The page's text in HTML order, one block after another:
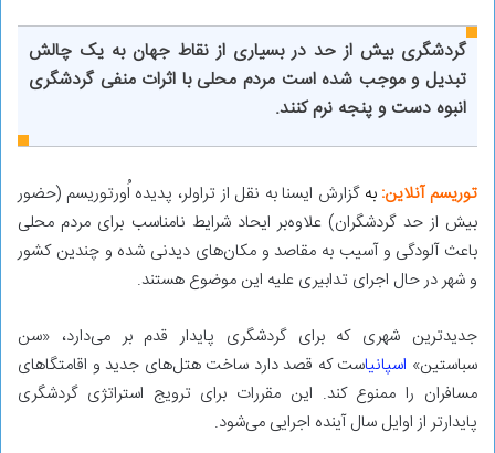
گردشگری بیش از حد در بسیاری از نقاط جهان به یک چالش
تبدیل و موجب شده است مردم محلی با اثرات منفی گردشگری
انبوه دست و پنجه نرم ‌کنند.
توریسم آنلاین:به گزارش ایسنا به نقل از تراولر، پدیده اُورتوریسم (حضور
بیش از حد گردشگران) علاوه‌بر ایحاد شرایط نامناسب برای مردم محلی
باعث آلودگی و آسیب به مقاصد و مکان‌های دیدنی شده و چندین کشور
و شهر در حال اجرای تدابیری علیه این موضوع هستند.
جدیدترین شهری که برای گردشگری پایدار قدم بر می‌دارد، «سن
سباستین» اسپانیاست که قصد دارد ساخت هتل‌های جدید و اقامتگاهای
مسافران را ممنوع کند. این مقررات برای ترویج استراتژی گردشگری
پایدارتر از اوایل سال آینده اجرایی می‌شود.